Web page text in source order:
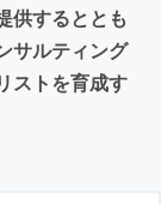
供するととも
サルティング
ストを育成す